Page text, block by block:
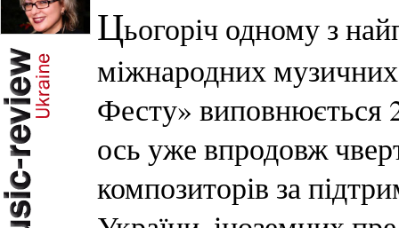
Цьогоріч одному з
міжнародних
Фесту» виповнюється
ось уже впродовж
композиторів за